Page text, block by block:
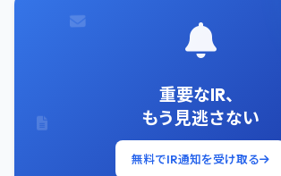
重要なIR、
もう見逃さない
無料でIR通知を受け取る